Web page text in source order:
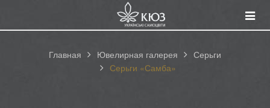
Главная Ювелирная галерея
Серьги
Серьги «Самба»